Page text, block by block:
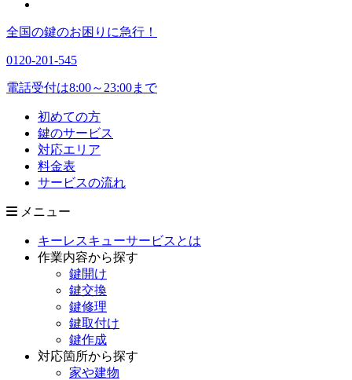
全国の鍵のお困りに急行！
0120-201-545
電話受付は8:00～23:00まで
初めての方
鍵のサービス
対応エリア
料金表
サービスの流れ
メニュー
キーレスキューサービスとは
作業内容から探す
鍵開け
鍵交換
鍵修理
鍵取付け
鍵作成
対応箇所から探す
家や建物